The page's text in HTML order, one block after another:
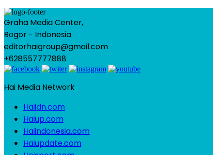
Graha Media Center,
Bogor - Indonesia
editorhaigroup@gmail.com
+628557777888
Hai Media Network
Haiidn.com
Haiup.com
Haiindonesia.com
Haiupdate.com